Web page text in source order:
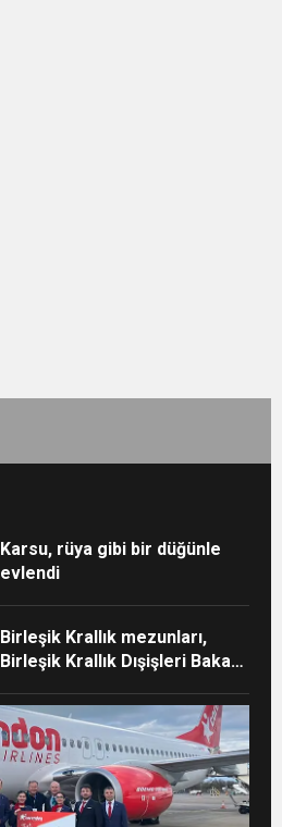
Karsu, rüya gibi bir düğünle
evlendi
Birleşik Krallık mezunları,
Birleşik Krallık Dışişleri Bakanı